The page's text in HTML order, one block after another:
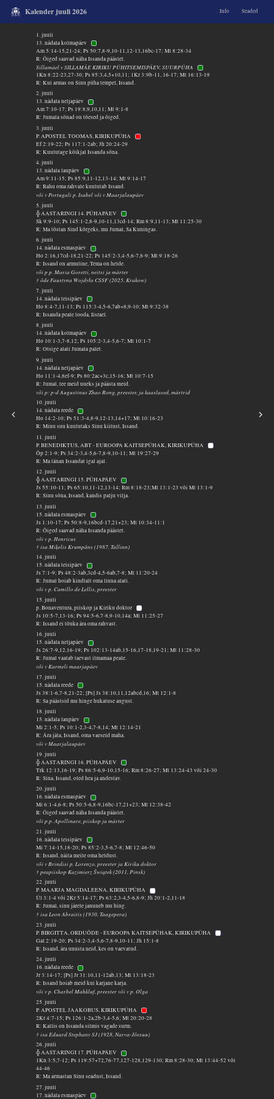
Kalender juuli 2026 Info Seaded
1. juuli
13. nädala kolmapäev
Am 5:14-15,21-24; Ps 50:7,8-9,10-11,12-13,16bc-17; Mt 8:28-34
R: Õiged saavad näha Issanda päästet.
Sillamäel v SILLAMÄE KIRIKU PÜHITSEMISPÄEV, SUURPÜHA
1Kn 8:22-23,27-30; Ps 85:3,4,5+10,11; 1Kr 3:9b-11, 16-17; Mt 16:13-19
R: Kui armas on Sinu püha tempel, Issand.
2. juuli
13. nädala neljapäev
Am 7:10-17; Ps 19:8,9,10,11; Mt 9:1-8
R: Jumala sõnad on tõesed ja õiged.
3. juuli
P. APOSTEL TOOMAS, KIRIKUPÜHA
Ef 2:19-22; Ps 117:1-2ab; Jh 20:24-29
R: Kuulutage kõikjal Issanda sõna.
4. juuli
13. nädala laupäev
Am 9:11-15; Ps 85:9,11-12,13-14; Mt 9:14-17
R: Rahu oma rahvale kuulutab Issand.
või v Portugali p. Isabel või v Maarjalaupäev
5. juuli
╬ AASTARINGI 14. PÜHAPÄEV
Sk 9:9-10; Ps 145:1-2,8-9,10-11,13cd-14; Rm 8:9,11-13; Mt 11:25-30
R: Ma tõstan Sind kõrgeks, mu Jumal, Sa Kuningas.
6. juuli
14. nädala esmaspäev
Ho 2:16,17cd-18,21-22; Ps 145:2-3,4-5,6-7,8-9; Mt 9:18-26
R: Issand on armuline, Tema on helde.
või p p. Maria Goretti, neitsi ja märter
† õde Faustyna Wojdyła CSSF (2025, Krakow)
7. juuli
14. nädala teisipäev
Ho 8:4-7,11-13; Ps 115:3-4,5-6,7ab+8,9-10; Mt 9:32-38
R: Issanda peale looda, Iisrael.
8. juuli
14. nädala kolmapäev
Ho 10:1-3,7-8,12; Ps 105:2-3,4-5,6-7; Mt 10:1-7
R: Otsige alati Jumala palet.
9. juuli
14. nädala neljapäev
Ho 11:1-4,8ef-9; Ps 80:2ac+3c,15-16; Mt 10:7-15
R: Jumal, tee meid uueks ja päästa meid.
või p: p-d Augustinus Zhao Rong, preester, ja kaaslased, märtrid
10. juuli
14. nädala reede
Ho 14:2-10; Ps 51:3-4,8-9,12-13,14+17; Mt 10:16-23
R: Minu suu kuulutaks Sinu kiitust, Issand.
11. juuli
P. BENEDIKTUS, ABT - EUROOPA KAITSEPÜHAK, KIRIKUPÜHA
Õp 2:1-9; Ps 34:2-3,4-5,6-7,8-9,10-11; Mt 19:27-29
R: Ma tänan Issandat igal ajal.
12. juuli
╬ AASTARINGI 15. PÜHAPÄEV
Js 55:10-11; Ps 65:10,11-12,13-14; Rm 8:18-23;Mt 13:1-23 või Mt 13:1-9
R: Sinu sõna, Issand, kandis palju vilja.
13. juuli
15. nädala esmaspäev
Js 1:10-17; Ps 50:8-9,16bcd-17,21+23; Mt 10:34-11:1
R: Õiged saavad näha Issanda päästet.
või v p. Henricus
† isa Miķelis Krumpāns (1987, Tallinn)
14. juuli
15. nädala teisipäev
Js 7:1-9; Ps 48:2-3ab,3cd-4,5-6ab,7-8; Mt 11:20-24
R: Jumal hoiab kindlalt oma linna alati.
või v p. Camillo de Lellis, preester
15. juuli
p. Bonaventura, piiskop ja Kiriku doktor
Js 10:5-7,13-16; Ps 94:5-6,7-8,9-10,14a; Mt 11:25-27
R: Issand ei tõuka ära oma rahvast.
16. juuli
15. nädala neljapäev
Js 26:7-9,12,16-19; Ps 102:13-14ab,15-16,17-18,19-21; Mt 11:28-30
R: Jumal vaatab taevast ilmamaa peale.
või v Karmeli maarjapäev
17. juuli
15. nädala reede
Js 38:1-6,7-8,21-22; [Ps] Js 38:10,11,12abcd,16; Mt 12:1-8
R: Sa päästsid mu hinge hukatuse august.
18. juuli
15. nädala laupäev
Mi 2:1-5; Ps 10:1-2,3-4,7-8,14; Mt 12:14-21
R: Ära jäta, Issand, oma vaeseid maha.
või v Maarjalaupäev
19. juuli
╬ AASTARINGI 16. PÜHAPÄEV
Trk 12:13,16-19; Ps 86:5-6,9-10,15-16; Rm 8:26-27; Mt 13:24-43 või 24-30
R: Sina, Issand, oled hea ja andestav.
20. juuli
16. nädala esmaspäev
Mi 6:1-4,6-8; Ps 50:5-6,8-9,16bc-17,21+23; Mt 12:38-42
R: Õiged saavad näha Issanda päästet.
või p p. Apollinare, piiskop ja märter
21. juuli
16. nädala teisipäev
Mi 7:14-15,18-20; Ps 85:2-3,5-6,7-8; Mt 12:46-50
R: Issand, näita meile oma heldust.
või v Brindisi p. Lorenzo, preester ja Kiriku doktor
† peapiiskop Kazimierz Świątek (2011, Pinsk)
22. juuli
P. MAARJA MAGDALEENA, KIRIKUPÜHA
Ül 3:1-4 või 2Kr 5:14-17; Ps 63:2,3-4,5-6,8-9; Jh 20:1-2,11-18
R: Jumal, sinu järele januneb mu hing.
† isa Leon Abraitis (1930, Taagepera)
23. juuli
P. BIRGITTA, ORDUÕDE - EUROOPA KAITSEPÜHAK, KIRIKUPÜHA
Gal 2:19-20; Ps 34:2-3,4-5,6-7,8-9,10-11; Jh 15:1-8
R: Issand, ära unusta neid, kes on vaevatud.
24. juuli
16. nädala reede
Jr 3:14-17; [Ps] Jr 31:10,11-12ab,13; Mt 13:18-23
R: Issand hoiab meid kui karjane karja.
või v p. Charbel Mahkluf, preester või v p. Olga
25. juuli
P. APOSTEL JAAKOBUS, KIRIKUPÜHA
2Kr 4:7-15; Ps 126:1-2a,2b-3,4-5,6; Mt 20:20-28
R: Kallis on Issanda silmis vagade surm.
† isa Eduard Stephany SJ (1928, Narva-Jõesuu)
26. juuli
╬ AASTARINGI 17. PÜHAPÄEV
1Kn 3:5,7-12; Ps 119:57+72,76-77,127-128,129-130; Rm 8:28-30; Mt 13:44-52 või
44-46
R: Ma armastan Sinu seadust, Issand.
27. juuli
17. nädala esmaspäev